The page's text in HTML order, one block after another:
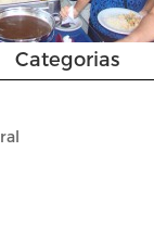
Categorias